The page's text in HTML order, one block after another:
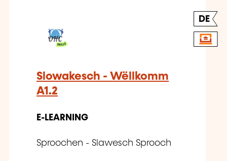
DE
Slowakesch - Wëllkomm
A1.2
E-LEARNING
Sproochen - Slawesch Sprooch